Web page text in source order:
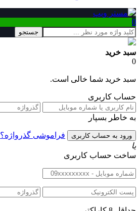
0
جستجو
سبد خرید
0
سبد خرید شما خالی است.
حساب کاربری
به خاطر بسپار
فراموشی گذرواژه؟
یا
ساخت حساب کاربری